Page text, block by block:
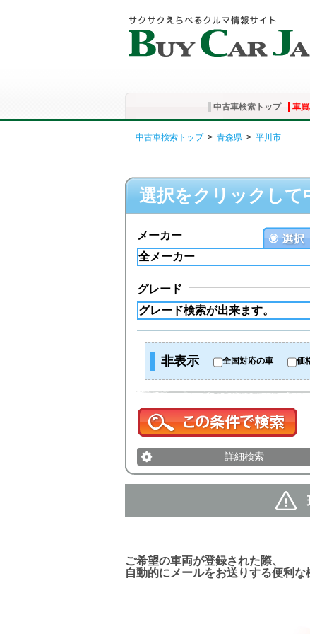
中古車検索トップ 車
中古車検索トップ> 青森県 > 平川市
選択をクリックして
メーカー
グレード
非表示 全国対応の車 価
詳細検索
ご希望の車両が登録された際、
自動的にメールをお送りする便利な